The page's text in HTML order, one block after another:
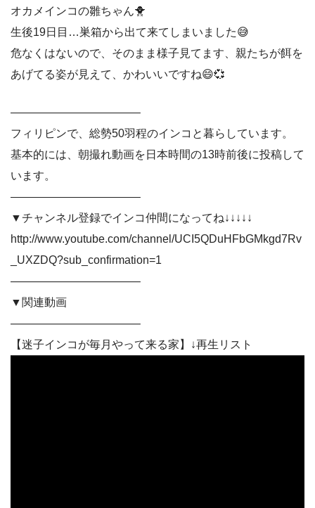
オカメインコの雛ちゃん🐥
生後19日目…巣箱から出て来てしまいました😅
危なくはないので、そのまま様子見てます、親たちが餌を
あげてる姿が見えて、かわいいですね😄💞
———————————–
フィリピンで、総勢50羽程のインコと暮らしています。
基本的には、朝撮れ動画を日本時間の13時前後に投稿して
います。
———————————–
▼チャンネル登録でインコ仲間になってね↓↓↓↓↓
http://www.youtube.com/channel/UCI5QDuHFbGMkgd7Rv
_UXZDQ?sub_confirmation=1
———————————–
▼関連動画
———————————–
【迷子インコが毎月やって来る家】↓再生リスト